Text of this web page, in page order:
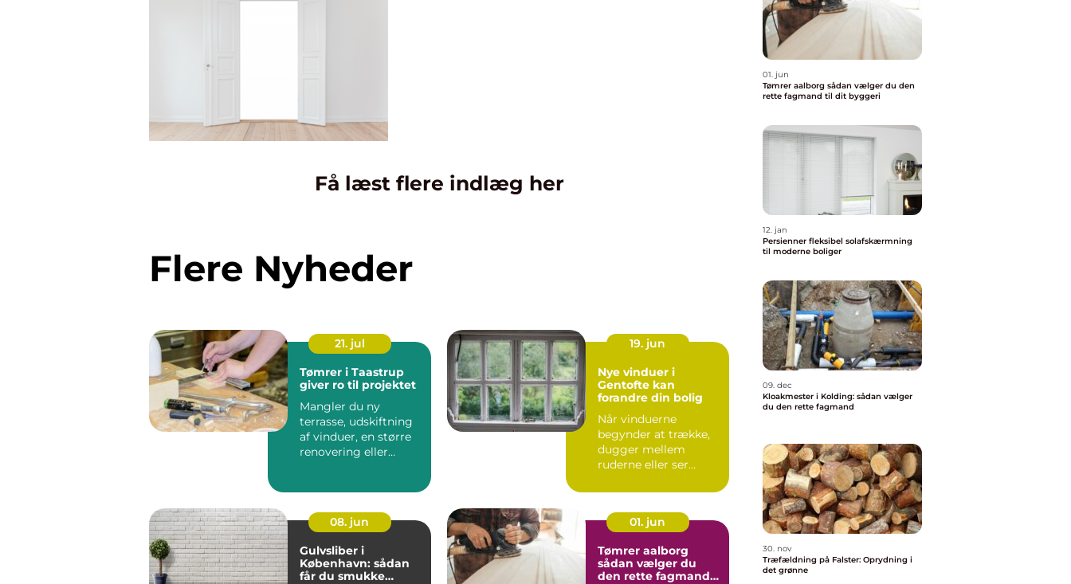
Få læst flere indlæg her
Flere Nyheder
21. jul
Tømrer i Taastrup
giver ro til projektet
Mangler du ny
terrasse, udskiftning
af vinduer, en større
renovering eller
19. jun
Nye vinduer i
Gentofte kan
forandre din bolig
Når vinduerne
begynder at trække,
dugger mellem
ruderne eller ser
08. jun
Gulvsliber i
København: sådan
får du smukke
01. jun
Tømrer aalborg
sådan vælger du
den rette fagmand
01. jun
Tømrer aalborg sådan vælger du den
rette fagmand til dit byggeri
12. jan
Persienner fleksibel solafskærmning
til moderne boliger
09. dec
Kloakmester i Kolding: sådan vælger
du den rette fagmand
30. nov
Træfældning på Falster: Oprydning i
det grønne